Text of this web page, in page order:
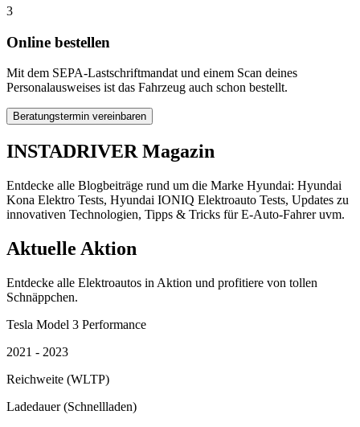
3
Online bestellen
Mit dem SEPA-Lastschriftmandat und einem Scan deines
Personalausweises ist das Fahrzeug auch schon bestellt.
Beratungstermin vereinbaren
INSTADRIVER Magazin
Entdecke alle Blogbeiträge rund um die Marke Hyundai: Hyundai
Kona Elektro Tests, Hyundai IONIQ Elektroauto Tests, Updates zu
innovativen Technologien, Tipps & Tricks für E-Auto-Fahrer uvm.
Aktuelle Aktion
Entdecke alle Elektroautos in Aktion und profitiere von tollen
Schnäppchen.
Tesla Model 3 Performance
2021 - 2023
Reichweite (WLTP)
Ladedauer (Schnellladen)